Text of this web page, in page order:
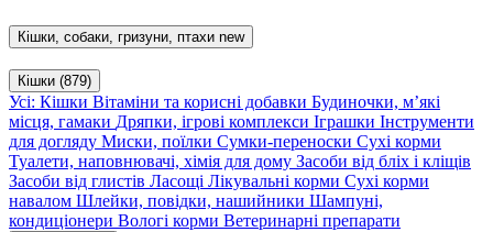
Кішки, собаки, гризуни, птахи new
Кішки (879)
Усі: Кішки Вітаміни та корисні добавки Будиночки, м’які
місця, гамаки Дряпки, ігрові комплекси Іграшки Інструменти
для догляду Миски, поїлки Сумки-переноски Сухі корми
Туалети, наповнювачі, хімія для дому Засоби від бліх і кліщів
Засоби від глистів Ласощі Лікувальні корми Сухі корми
навалом Шлейки, повідки, нашийники Шампуні,
кондиціонери Вологі корми Ветеринарні препарати